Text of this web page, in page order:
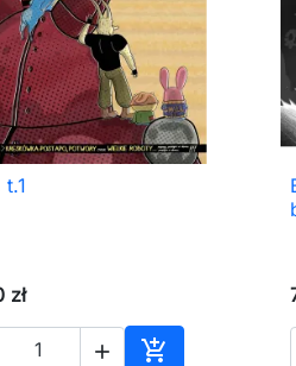

t.1
zł
 